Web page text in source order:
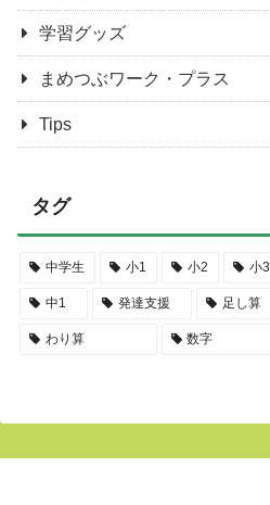
学習グッズ
まめつぶワーク・プラス
Tips
タグ
中学生 小1 小2 小3
中1 発達支援 足し算
わり算 数字